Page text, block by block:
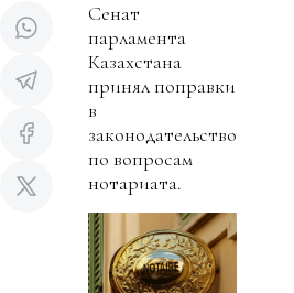
Сенат
парламента
Казахстана
принял поправки
в
законодательство
по вопросам
нотариата.